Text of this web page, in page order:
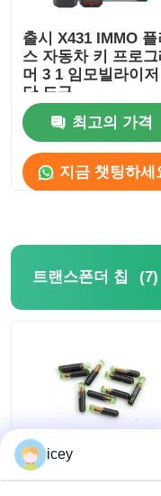
출시 X431 IMMO 플
스 자동차 키 프로그
머 3 1 임모빌라이저
단 도구
최고의 가격
지금 챗팅하세
트랜스폰더 칩 (7)
ID48 트랜스포더 칩
고 프로 OEM 복사
icey